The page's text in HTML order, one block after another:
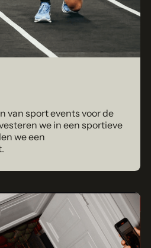
van sport events voor de
we in een sportieve
we een